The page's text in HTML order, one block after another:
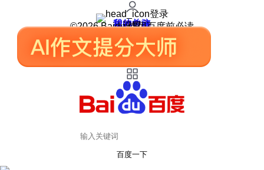
登录
我的关注
我的收藏
皮肤中心
用户反馈
设置
©2026 Baidu 使用百度前必读
百度一下